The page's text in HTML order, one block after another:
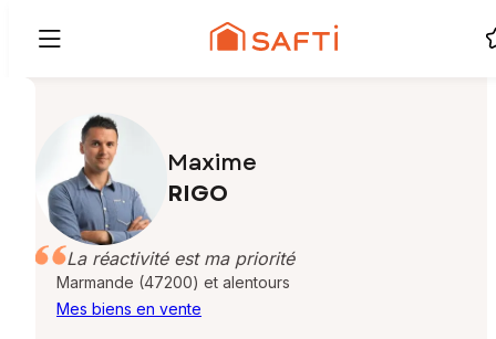
Maxime
RIGO
La réactivité est ma priorité
Marmande (47200) et alentours
Mes biens en vente